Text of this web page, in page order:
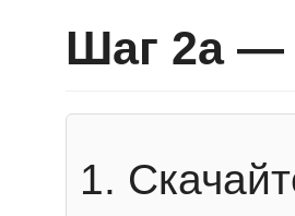
Шаг 2a —